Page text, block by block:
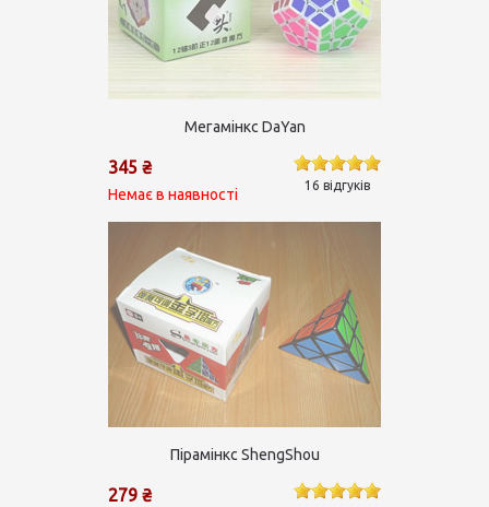
Мегамінкс DaYan
345 ₴
Немає в наявності
16 відгуків
Пірамінкс ShengShou
279 ₴